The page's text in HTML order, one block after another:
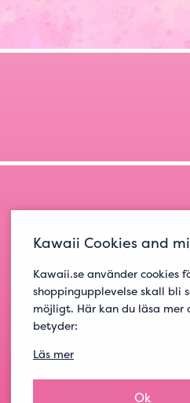
Kawaii Cookies and
Kawaii.se använder cookies
shoppingupplevelse skall bli
möjligt. Här kan du läsa mer
betyder:
Läs mer
Ok